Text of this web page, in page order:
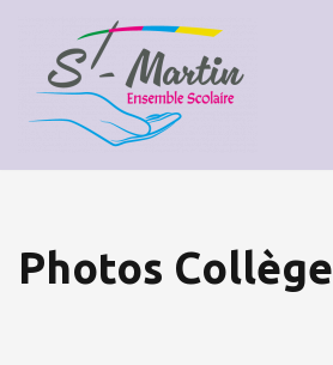
Aller
au
contenu
Photos Collège